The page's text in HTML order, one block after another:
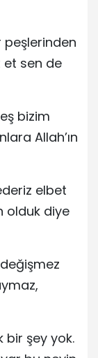
peşlerinden
et sen de
bizim
Allah’ın
elbet
olduk diye
bir şey yok.